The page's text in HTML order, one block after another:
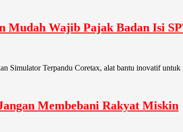
Mudah Wajib Pajak Badan Isi
Simulator Terpandu Coretax, alat bantu inovatif
Membebani Rakyat Miskin